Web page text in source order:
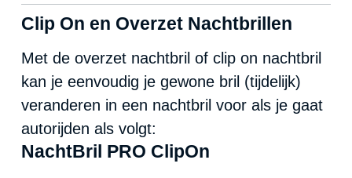
Clip On en Overzet Nachtbrillen
Met de overzet nachtbril of clip on nachtbril
kan je eenvoudig je gewone bril (tijdelijk)
veranderen in een nachtbril voor als je gaat
autorijden als volgt:
NachtBril PRO ClipOn